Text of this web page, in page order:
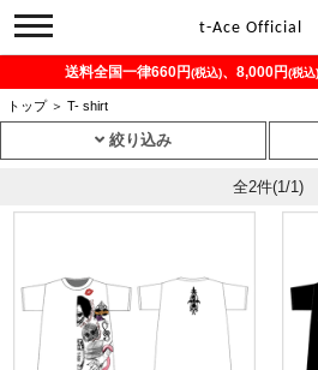
toggle
navigation
t-Ace Official
送料全国一律660円(税込)、8,000円(税込)
トップ ＞ T- shirt
絞り込み
全2件(1/1)